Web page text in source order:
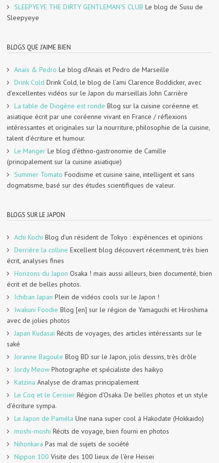
SLEEPYEYE THE DIRTY GENTLEMAN'S CLUB Le blog de Susu de
Sleepyeye
BLOGS QUE J'AIME BIEN
Anaïs & Pedro Le blog d’Anaïs et Pedro de Marseille
Drink Cold Drink Cold, le blog de l’ami Clarence Boddicker, avec
d’excellentes vidéos sur le Japon du marseillais John Carrière
La table de Diogène est ronde Blog sur la cuisine coréenne et
asiatique écrit par une coréenne vivant en France / réflexions
intéressantes et originales sur la nourriture, philosophie de la cuisine,
talent d’écriture et humour.
Le Manger Le blog d’éthno-gastronomie de Camille
(principalement sur la cuisine asiatique)
Summer Tomato Foodisme et cuisine saine, intelligent et sans
dogmatisme, basé sur des études scientifiques de valeur.
BLOGS SUR LE JAPON
Achi Kochi Blog d’un résident de Tokyo : expériences et opinions
Derrière la colline Excellent blog découvert récemment, très bien
écrit, analyses fines
Horizons du Japon Osaka ! mais aussi ailleurs, bien documenté, bien
écrit et de belles photos.
Ichiban Japan Plein de vidéos cools sur le Japon !
Iwakuni Foodie Blog [en] sur le région de Yamaguchi et Hiroshima
avec de jolies photos
Japan Kudasai Récits de voyages, des articles intéressants sur le
saké
Joranne Bagoule Blog BD sur le Japon, jolis dessins, très drôle
Jordy Meow Photographe et spécialiste des haikyo
Katzina Analyse de dramas principalement
Le Coq et le Cerisier Région d’Osaka. De belles photos et un style
d’écriture sympa.
Le Japon de Paméla Une nana super cool à Hakodate (Hokkaido)
moshi-moshi Récits de voyage, bien fourni en photos
Nihonkara Pas mal de sujets de société
Nippon 100 Visite des 100 lieux de l’ère Heisei